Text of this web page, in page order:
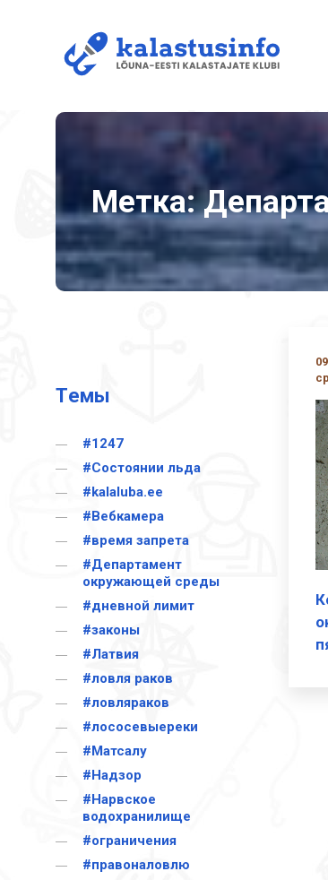
Метка:
Tемы
#1247
#Cостоянии льда
#kalaluba.ee
#Вебкамера
#время запрета
#Департамент
окружающей среды
#дневной лимит
#законы
#Латвия
#ловля раков
#ловляраков
#лососевыереки
#Матсалу
#Надзор
#Нарвское
водохранилище
#ограничения
#правоналовлю